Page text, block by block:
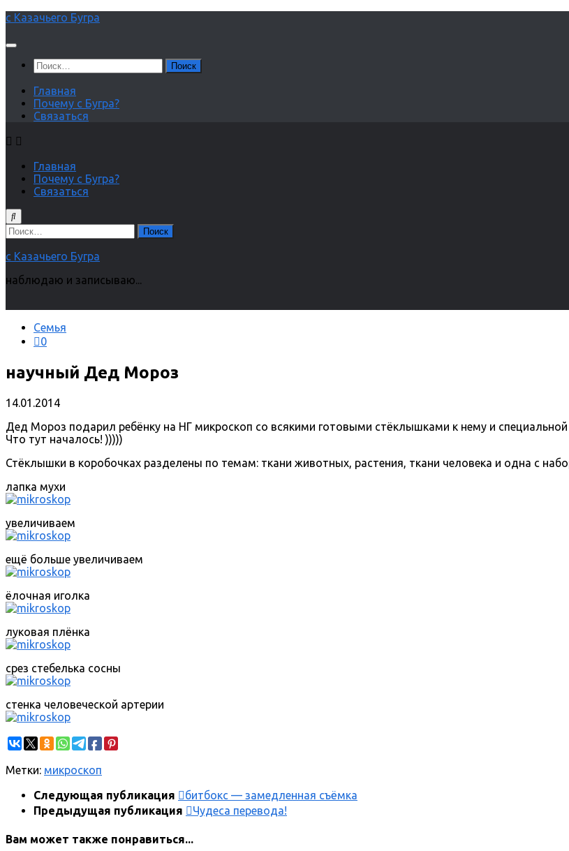
Перейти
содержимому
с Казачьего Бугра
Найти:
Главная
Почему с Бугра?
Связаться
Главная
Почему с Бугра?
Связаться
Найти:
с Казачьего Бугра
наблюдаю и записываю...
Семья
0
научный Дед Мороз
14.01.2014
Дед Мороз подарил ребёнку на НГ микроскоп со всякими готовыми стёклышками к нему и
Что тут началось! )))))
Стёклышки в коробочках разделены по темам: ткани животных, растения, ткани человека и одна с
лапка мухи
увеличиваем
ещё больше увеличиваем
ёлочная иголка
луковая плёнка
срез стебелька сосны
стенка человеческой артерии
Метки: микроскоп
Следующая публикация
битбокс — замедленная съёмка
Предыдущая публикация
Чудеса перевода!
Вам может также понравиться...